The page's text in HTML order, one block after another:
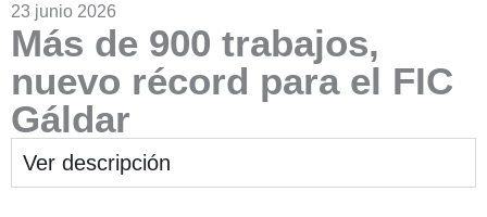
23 junio 2026
Más de 900 trabajos,
nuevo récord para el FIC
Gáldar
Ver descripción